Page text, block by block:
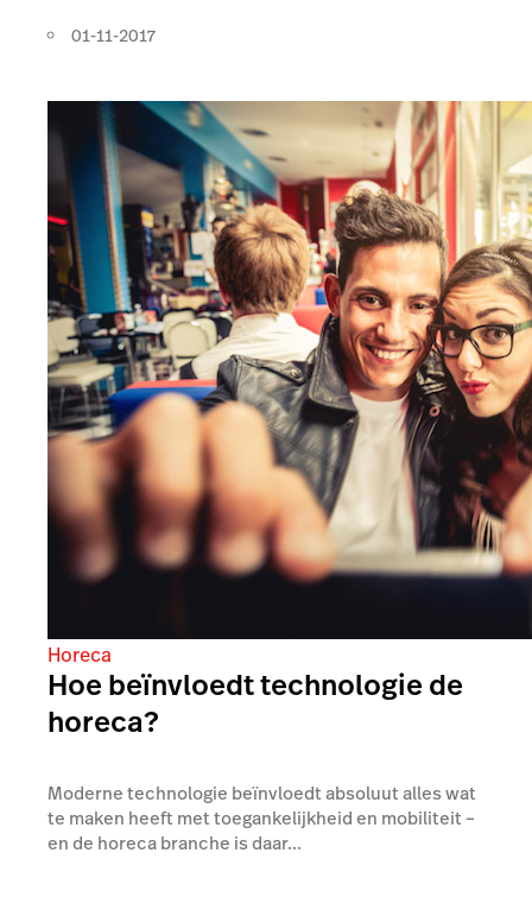
01-11-2017
Horeca
Hoe beïnvloedt technologie de
horeca?
Moderne technologie beïnvloedt absoluut alles wat
te maken heeft met toegankelijkheid en mobiliteit –
en de horeca branche is daar...